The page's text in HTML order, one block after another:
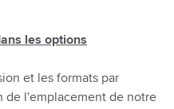
les options
et les formats par
de l'emplacement de notre